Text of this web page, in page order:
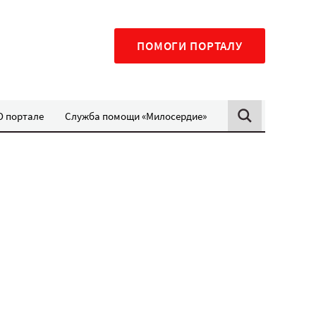
ПОМОГИ ПОРТАЛУ
портале Служба помощи «Милосердие»